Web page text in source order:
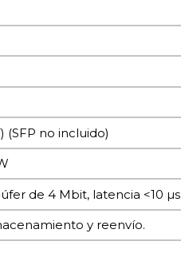
(SFP no incluido)
de 4 Mbit, latencia <10 µs
y reenvío.